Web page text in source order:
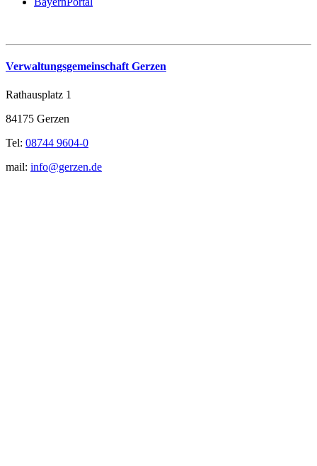
Verwaltungsgemeinschaft Gerzen
Rathausplatz 1
84175 Gerzen
Tel: 08744 9604-0
mail: info@gerzen.de